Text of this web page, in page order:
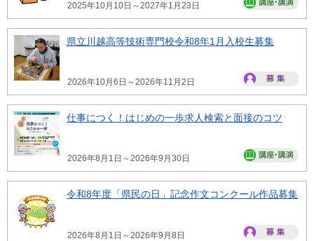
2025年10月10日～2027年1月23日
県立川越高等技術専門校令和8年1月入校生募集
2026年10月6日～2026年11月2日
仕事につく！はじめの一歩求人検索と面接のコツ
2026年8月1日～2026年9月30日
令和8年度「県民の日」記念作文コンクール作品募集
2026年8月1日～2026年9月8日